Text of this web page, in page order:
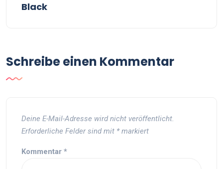
Black
Schreibe einen Kommentar
Deine E-Mail-Adresse wird nicht veröffentlicht.
Erforderliche Felder sind mit *markiert
Kommentar *